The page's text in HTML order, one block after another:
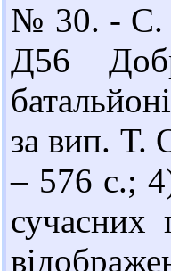
№ 30. - С.
Д56
за вип. Т.
– 576 с.;
сучасних